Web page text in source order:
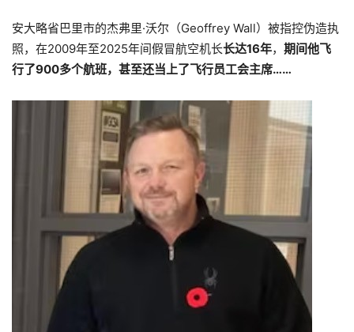
安大略省巴里市的杰弗里·沃尔（Geoffrey Wall）被指控伪造执
照，在2009年至2025年间假冒航空机长长达16年， 期间他飞
行了900多个航班，甚至还当上了飞行员工会主席……